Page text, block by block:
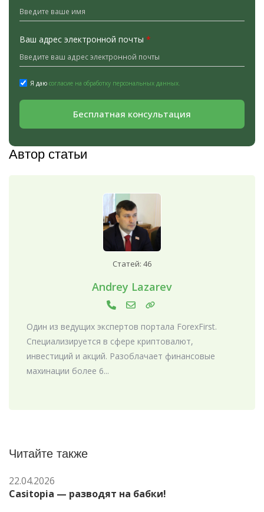
Ваш адрес электронной почты *
Я даю согласие на обработку персональных данных.
Бесплатная консультация
Автор статьи
Статей: 46
Andrey Lazarev
Один из ведущих экспертов портала ForexFirst.
Специализируется в сфере криптовалют,
инвестиций и акций. Разоблачает финансовые
махинации более 6...
Читайте также
22.04.2026
Casitopia — разводят на бабки!